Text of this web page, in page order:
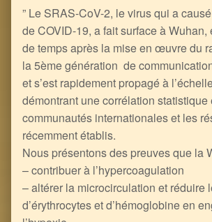
” Le SRAS-CoV-2, le virus qui a
de COVID-19, a fait surface à Wuhan,
de temps après la mise en œuvre du
la 5ème génération de
et s’est rapidement propagé à
démontrant une corrélation statistique
communautés internationales et les
récemment établis.
Nous présentons des preuves que la
– contribuer à l’hypercoagulation
– altérer la microcirculation et réduire
d’érythrocytes et d’hémoglobine en